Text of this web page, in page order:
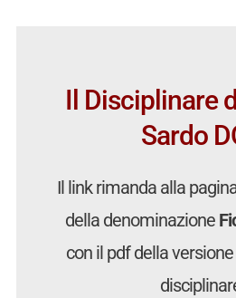
Il Disciplinare
Sardo
Il link rimanda alla
della denominazione
con il pdf della